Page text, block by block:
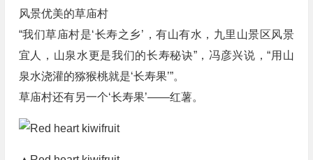
风景优美的草庙村
“我们草庙村是‘长寿之乡’，有山有水，九里山景区风景
宜人，山泉水更是我们的长寿秘诀”，冯彦兴说，“用山
泉水浇灌的猕猴桃就是‘长寿果’”。
草庙村还有另一个‘长寿果’——红薯。